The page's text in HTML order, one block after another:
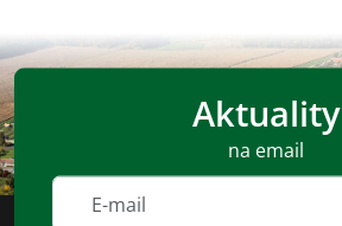
Aktuality
na email